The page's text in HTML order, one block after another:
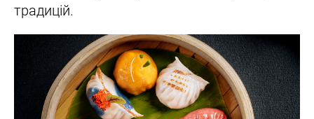
традицій.